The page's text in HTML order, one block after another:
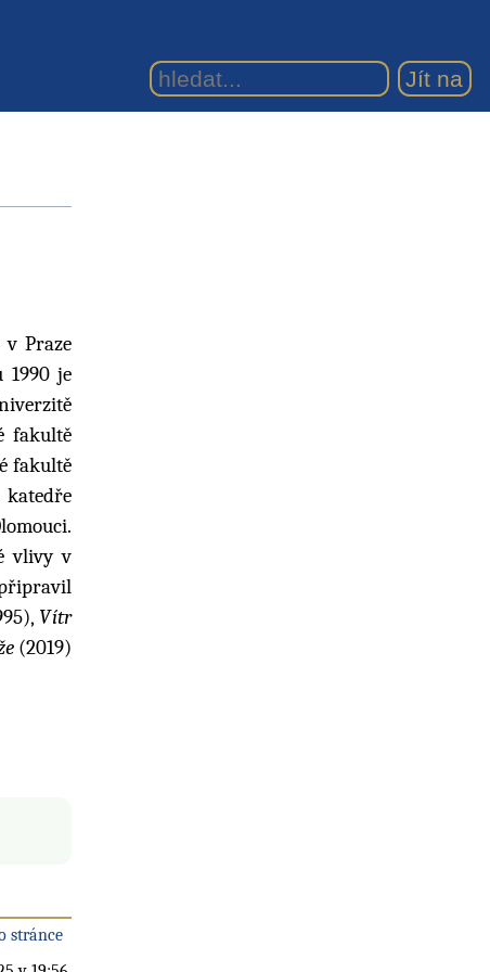
Praze
1990 je
fakultě
fakultě
vlivy v
Vítr
(2019)
stránce